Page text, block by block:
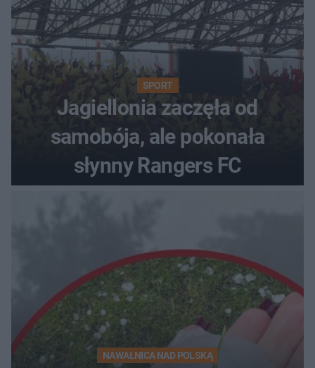
SPORT
Jagiellonia zaczęła od
samobója, ale pokonała
słynny Rangers FC
NAWAŁNICA NAD POLSKĄ